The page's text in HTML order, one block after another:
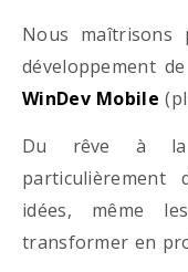
Nous maîtrisons
développement de
WinDev Mobile
Du rêve à la
idées, même
transformer en